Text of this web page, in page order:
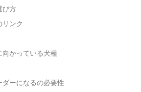
び方
リンク
向かっている犬種
ダーになるの必要性